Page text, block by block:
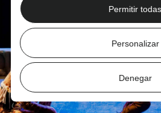
Permitir todas
Personalizar
Denegar